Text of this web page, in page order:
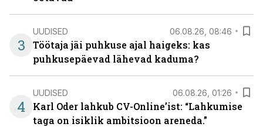
3
UUDISED 06.08.26, 08:46
Töötaja jäi puhkuse ajal haigeks: kas
puhkusepäevad lähevad kaduma?
4
UUDISED 06.08.26, 01:26
Karl Oder lahkub CV-Online’ist: “Lahkumise
taga on isiklik ambitsioon areneda.”